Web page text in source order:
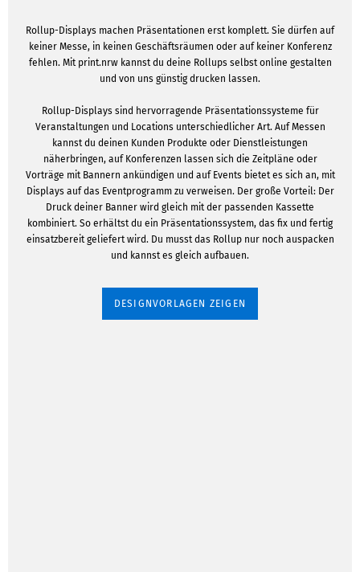
Rollup-Displays machen Präsentationen erst komplett. Sie dürfen auf
keiner Messe, in keinen Geschäftsräumen oder auf keiner Konferenz
fehlen. Mit print.nrw kannst du deine Rollups selbst online gestalten
und von uns günstig drucken lassen.
Rollup-Displays sind hervorragende Präsentationssysteme für
Veranstaltungen und Locations unterschiedlicher Art. Auf Messen
kannst du deinen Kunden Produkte oder Dienstleistungen
näherbringen, auf Konferenzen lassen sich die Zeitpläne oder
Vorträge mit Bannern ankündigen und auf Events bietet es sich an, mit
Displays auf das Eventprogramm zu verweisen. Der große Vorteil: Der
Druck deiner Banner wird gleich mit der passenden Kassette
kombiniert. So erhältst du ein Präsentationssystem, das fix und fertig
einsatzbereit geliefert wird. Du musst das Rollup nur noch auspacken
und kannst es gleich aufbauen.
DESIGNVORLAGEN ZEIGEN